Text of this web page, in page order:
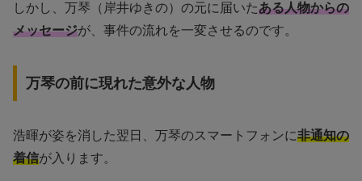
しかし、万琴（岸井ゆきの）の元に届いたある人物からの
メッセージが、事件の流れを一変させるのです。
万琴の前に現れた意外な人物
浩暉が姿を消した翌日、万琴のスマートフォンに非通知の
着信が入ります。